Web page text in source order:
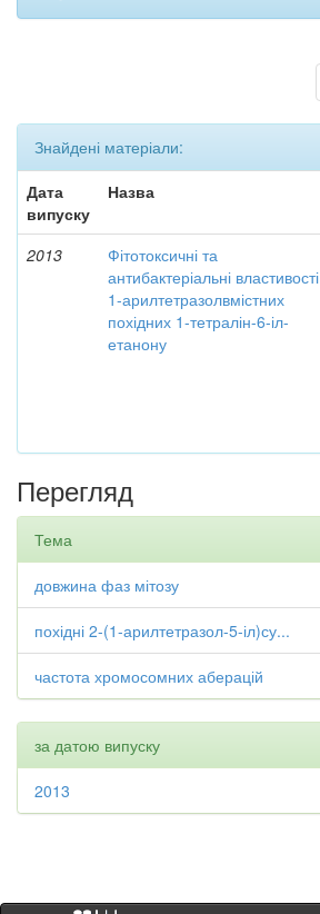
Знайдені матеріали:
Дата
випуску
Назва
2013
Фітотоксичні та
антибактеріальні властивості
1-арилтетразолвмістних
похідних 1-тетралін-6-іл-
етанону
Перегляд
Тема
довжина фаз мітозу
похідні 2-(1-арилтетразол-5-іл)су...
частота хромосомних аберацій
за датою випуску
2013